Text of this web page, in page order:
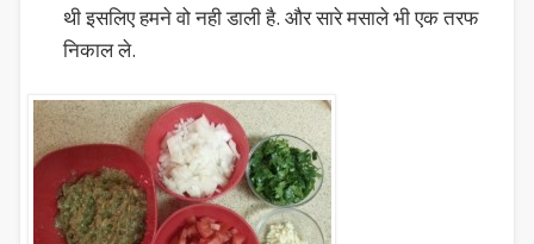
थी इसलिए हमने वो नही डाली है. और सारे मसाले भी एक तरफ
निकाल ले.